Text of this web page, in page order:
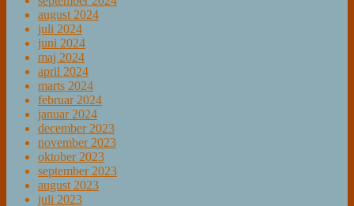
august 2024
juli 2024
juni 2024
maj 2024
april 2024
marts 2024
februar 2024
januar 2024
december 2023
november 2023
oktober 2023
september 2023
august 2023
juli 2023